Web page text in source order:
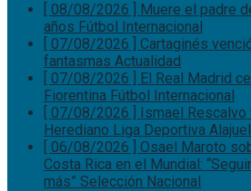
[ 08/08/2026 ] Muere el padre
años Fútbol Internacional
[ 07/08/2026 ] Cartaginés
fantasmas Actualidad
[ 07/08/2026 ] El Real Madrid
Fiorentina Fútbol Internacional
[ 07/08/2026 ] Ismael Rescalvo
Herediano Liga Deportiva
[ 06/08/2026 ] Osael Maroto
Costa Rica en el Mundial:
más” Selección Nacional